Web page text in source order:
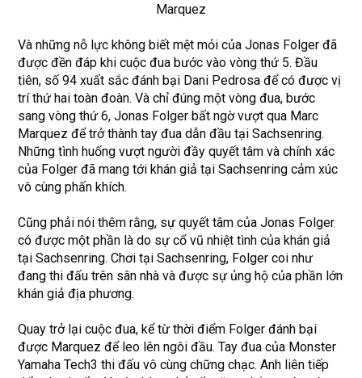
Marquez
Và những nỗ lực không biết mệt mỏi của Jonas Folger đã
được đền đáp khi cuộc đua bước vào vòng thứ 5. Đầu
tiên, số 94 xuất sắc đánh bại Dani Pedrosa để có được vị
trí thứ hai toàn đoàn. Và chỉ đúng một vòng đua, bước
sang vòng thứ 6, Jonas Folger bất ngờ vượt qua Marc
Marquez để trở thành tay đua dẫn đầu tại Sachsenring.
Những tình huống vượt người đầy quyết tâm và chính xác
của Folger đã mang tới khán giả tại Sachsenring cảm xúc
vô cùng phấn khích.
Cũng phải nói thêm rằng, sự quyết tâm của Jonas Folger
có được một phần là do sự cổ vũ nhiệt tình của khán giả
tại Sachsenring. Chơi tại Sachsenring, Folger coi như
đang thi đấu trên sân nhà và được sự ủng hộ của phần lớn
khán giả địa phương.
Quay trở lại cuộc đua, kể từ thời điểm Folger đánh bại
được Marquez để leo lên ngôi đầu. Tay đua của Monster
Yamaha Tech3 thi đấu vô cùng chững chạc. Anh liên tiếp